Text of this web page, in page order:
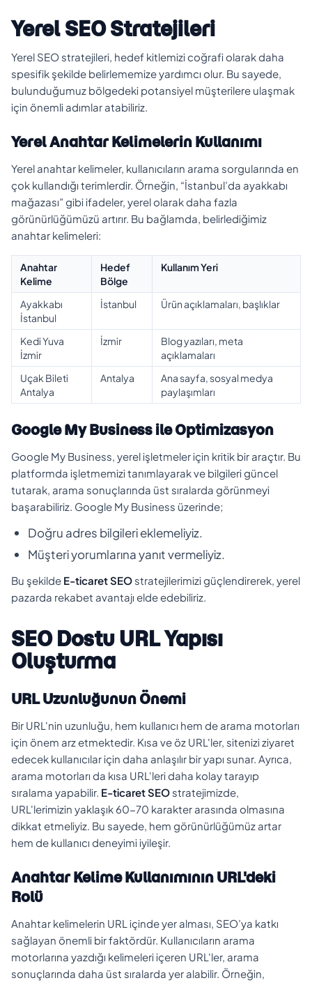
Yerel SEO Stratejileri
Yerel SEO stratejileri, hedef kitlemizi coğrafi olarak daha
spesifik şekilde belirlememize yardımcı olur. Bu sayede,
bulunduğumuz bölgedeki potansiyel müşterilere ulaşmak
için önemli adımlar atabiliriz.
Yerel Anahtar Kelimelerin Kullanımı
Yerel anahtar kelimeler, kullanıcıların arama sorgularında en
çok kullandığı terimlerdir. Örneğin, “İstanbul’da ayakkabı
mağazası” gibi ifadeler, yerel olarak daha fazla
görünürlüğümüzü artırır. Bu bağlamda, belirlediğimiz
anahtar kelimeleri:
Anahtar
Kelime
Hedef
Bölge
Kullanım Yeri
Ayakkabı
İstanbul
İstanbul Ürün açıklamaları, başlıklar
Kedi Yuva
İzmir
İzmir
Blog yazıları, meta
açıklamaları
Uçak Bileti
Antalya
Antalya
Ana sayfa, sosyal medya
paylaşımları
Google My Business ile Optimizasyon
Google My Business, yerel işletmeler için kritik bir araçtır. Bu
platformda işletmemizi tanımlayarak ve bilgileri güncel
tutarak, arama sonuçlarında üst sıralarda görünmeyi
başarabiliriz. Google My Business üzerinde;
Doğru adres bilgileri eklemeliyiz.
Müşteri yorumlarına yanıt vermeliyiz.
Bu şekilde E-ticaret SEO stratejilerimizi güçlendirerek, yerel
pazarda rekabet avantajı elde edebiliriz.
SEO Dostu URL Yapısı
Oluşturma
URL Uzunluğunun Önemi
Bir URL'nin uzunluğu, hem kullanıcı hem de arama motorları
için önem arz etmektedir. Kısa ve öz URL'ler, sitenizi ziyaret
edecek kullanıcılar için daha anlaşılır bir yapı sunar. Ayrıca,
arama motorları da kısa URL'leri daha kolay tarayıp
sıralama yapabilir. E-ticaret SEO stratejimizde,
URL'lerimizin yaklaşık 60-70 karakter arasında olmasına
dikkat etmeliyiz. Bu sayede, hem görünürlüğümüz artar
hem de kullanıcı deneyimi iyileşir.
Anahtar Kelime Kullanımının URL'deki
Rolü
Anahtar kelimelerin URL içinde yer alması, SEO’ya katkı
sağlayan önemli bir faktördür. Kullanıcıların arama
motorlarına yazdığı kelimeleri içeren URL'ler, arama
sonuçlarında daha üst sıralarda yer alabilir. Örneğin,